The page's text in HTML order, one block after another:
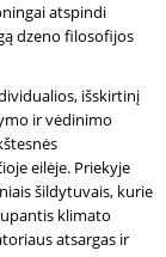
atspindi
dzeno filosofijos
išskirtinį
ir vėdinimo
eilėje. Priekyje
šildytuvais, kurie
klimato
atsargas ir